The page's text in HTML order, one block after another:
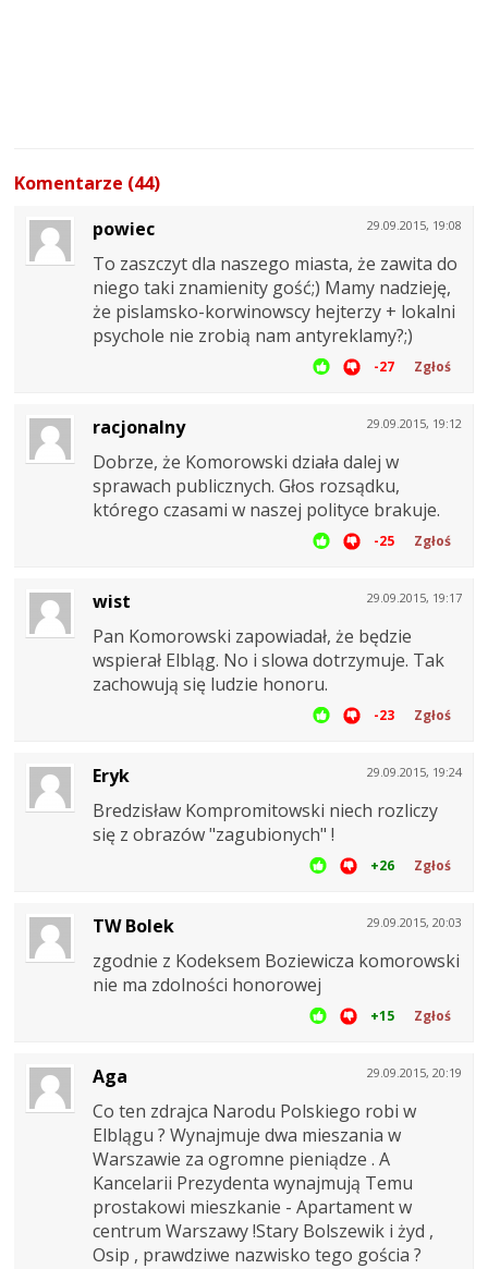
Komentarze (44)
29.09.2015, 19:08
powiec
To zaszczyt dla naszego miasta, że zawita do
niego taki znamienity gość;) Mamy nadzieję,
że pislamsko-korwinowscy hejterzy + lokalni
psychole nie zrobią nam antyreklamy?;)
-27 Zgłoś
29.09.2015, 19:12
racjonalny
Dobrze, że Komorowski działa dalej w
sprawach publicznych. Głos rozsądku,
którego czasami w naszej polityce brakuje.
-25 Zgłoś
29.09.2015, 19:17
wist
Pan Komorowski zapowiadał, że będzie
wspierał Elbląg. No i slowa dotrzymuje. Tak
zachowują się ludzie honoru.
-23 Zgłoś
29.09.2015, 19:24
Eryk
Bredzisław Kompromitowski niech rozliczy
się z obrazów "zagubionych" !
+26 Zgłoś
29.09.2015, 20:03
TW Bolek
zgodnie z Kodeksem Boziewicza komorowski
nie ma zdolności honorowej
+15 Zgłoś
29.09.2015, 20:19
Aga
Co ten zdrajca Narodu Polskiego robi w
Elblągu ? Wynajmuje dwa mieszania w
Warszawie za ogromne pieniądze . A
Kancelarii Prezydenta wynajmują Temu
prostakowi mieszkanie - Apartament w
centrum Warszawy !Stary Bolszewik i żyd ,
Osip , prawdziwe nazwisko tego gościa ?